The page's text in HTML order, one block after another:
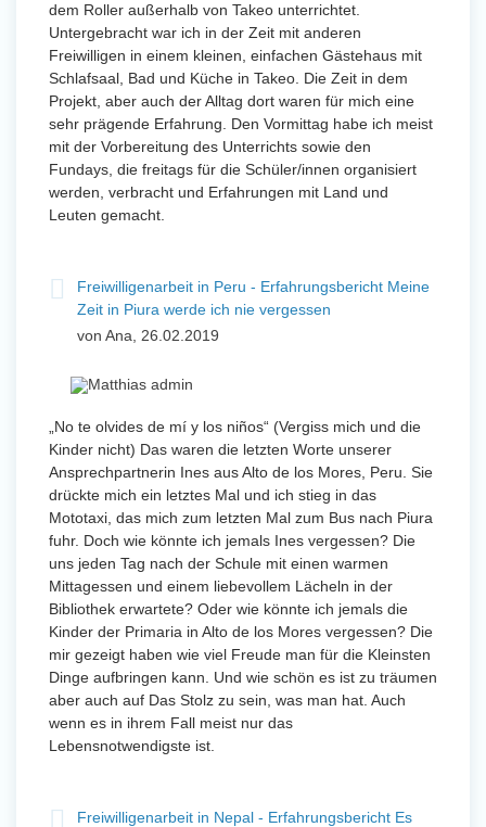
dem Roller außerhalb von Takeo unterrichtet.
Untergebracht war ich in der Zeit mit anderen
Freiwilligen in einem kleinen, einfachen Gästehaus mit
Schlafsaal, Bad und Küche in Takeo. Die Zeit in dem
Projekt, aber auch der Alltag dort waren für mich eine
sehr prägende Erfahrung. Den Vormittag habe ich meist
mit der Vorbereitung des Unterrichts sowie den
Fundays, die freitags für die Schüler/innen organisiert
werden, verbracht und Erfahrungen mit Land und
Leuten gemacht.
Freiwilligenarbeit in Peru - Erfahrungsbericht Meine
Zeit in Piura werde ich nie vergessen
von Ana, 26.02.2019
„No te olvides de mí y los niños“ (Vergiss mich und die
Kinder nicht) Das waren die letzten Worte unserer
Ansprechpartnerin Ines aus Alto de los Mores, Peru. Sie
drückte mich ein letztes Mal und ich stieg in das
Mototaxi, das mich zum letzten Mal zum Bus nach Piura
fuhr. Doch wie könnte ich jemals Ines vergessen? Die
uns jeden Tag nach der Schule mit einen warmen
Mittagessen und einem liebevollem Lächeln in der
Bibliothek erwartete? Oder wie könnte ich jemals die
Kinder der Primaria in Alto de los Mores vergessen? Die
mir gezeigt haben wie viel Freude man für die Kleinsten
Dinge aufbringen kann. Und wie schön es ist zu träumen
aber auch auf Das Stolz zu sein, was man hat. Auch
wenn es in ihrem Fall meist nur das
Lebensnotwendigste ist.
Freiwilligenarbeit in Nepal - Erfahrungsbericht Es